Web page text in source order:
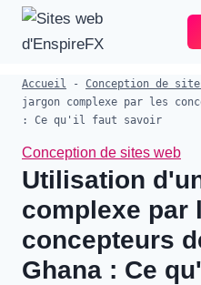
Aller
Accueil - Conception de
jargon complexe par les
: Ce qu'il faut savoir
Conception de sites web
Utilisation
complexe par
concepteurs
Ghana : Ce